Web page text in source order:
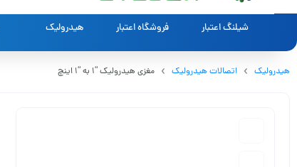
شیلنگ اعتبار فروشگاه اعتبار هیدرولیک
هیدرولیک اتصالات هیدرولیک مغزی هیدرولیک “1 به “1 اینچ